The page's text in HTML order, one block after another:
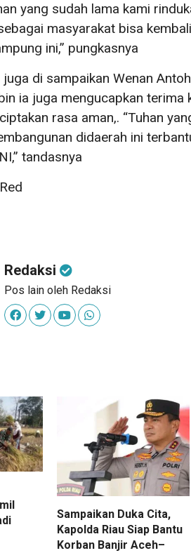
yang sudah lama kami
masyarakat bisa
ini,” pungkasnya
di sampaikan Wenan
ia juga mengucapkan terima
rasa aman,. “Tuhan
didaerah ini
tandasnya
Redaksi
Pos lain oleh Redaksi
Sampaikan Duka Cita,
Kapolda Riau Siap Bantu
Korban Banjir Aceh–